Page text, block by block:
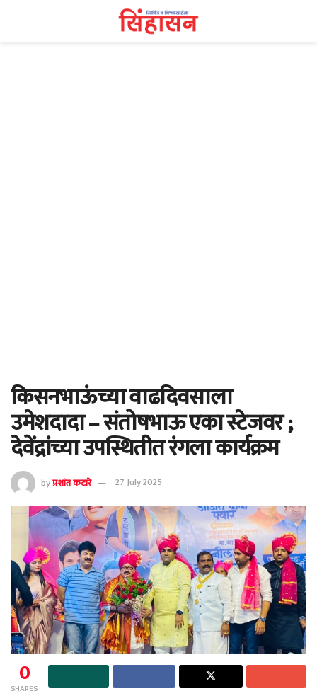
किसनभाऊंच्या वाढदिवसाला
उमेशदादा – संतोषभाऊ एका स्टेजवर ;
देवेंद्रांच्या उपस्थितीत रंगला कार्यक्रम
byप्रशांत कटारे 27 July 2025
0
SHARES